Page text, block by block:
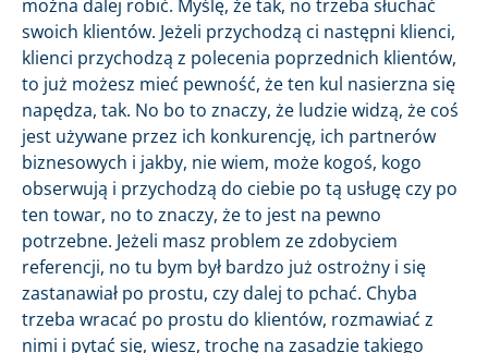
można dalej robić. Myślę, że tak, no trzeba słuchać
swoich klientów. Jeżeli przychodzą ci następni klienci,
klienci przychodzą z polecenia poprzednich klientów,
to już możesz mieć pewność, że ten kul nasierzna się
napędza, tak. No bo to znaczy, że ludzie widzą, że coś
jest używane przez ich konkurencję, ich partnerów
biznesowych i jakby, nie wiem, może kogoś, kogo
obserwują i przychodzą do ciebie po tą usługę czy po
ten towar, no to znaczy, że to jest na pewno
potrzebne. Jeżeli masz problem ze zdobyciem
referencji, no tu bym był bardzo już ostrożny i się
zastanawiał po prostu, czy dalej to pchać. Chyba
trzeba wracać po prostu do klientów, rozmawiać z
nimi i pytać się, wiesz, trochę na zasadzie takiego